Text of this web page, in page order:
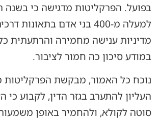
בפועל. הפרקליטות מדגישה כי בשנה
למעלה מ-400 בני אדם
מדיניות ענישה מחמירה והרתעתית
במודע סיכון כה חמור לציבור.
נוכח כל האמור, מבקשת
העליון להתערב בגזר הדין, לקבוע כי
סוטה לקולא, ולהחמיר באופן